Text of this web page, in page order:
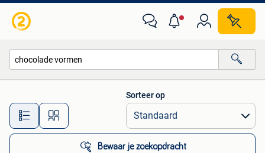
Alle afstanden…
Sorteer op
Bewaar je zoekopdracht